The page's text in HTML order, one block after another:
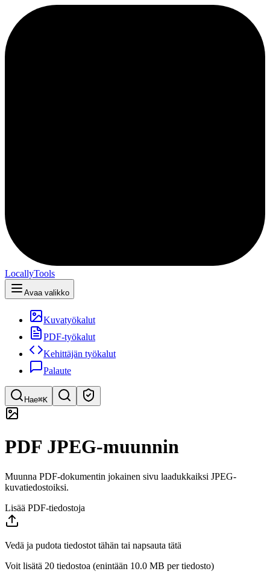
LocallyTools
Avaa valikko
Kuvatyökalut
PDF-työkalut
Kehittäjän työkalut
Palaute
Hae⌘K
Pikahaku työkaluihin
PDF JPEG-muunnin
Muunna PDF-dokumentin jokainen sivu laadukkaiksi JPEG-
kuvatiedostoiksi.
Lisää PDF-tiedostoja
Vedä ja pudota tiedostot tähän tai napsauta tätä
Voit lisätä 20 tiedostoa (enintään 10.0 MB per tiedosto)